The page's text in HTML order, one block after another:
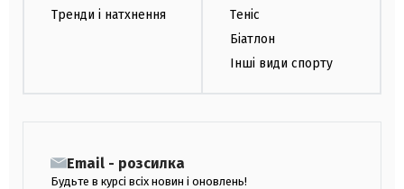
Тренди і натхнення
Теніс
Біатлон
Інші види спорту
Email - розсилка
Будьте в курсі всіх новин і оновлень!